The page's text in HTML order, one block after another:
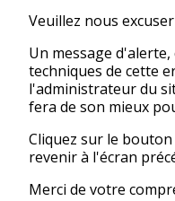
Veuillez nous
Un message
techniques de cette
l'administrateur du
fera de son mieux
Cliquez sur le
revenir à l'écran
Merci de votre